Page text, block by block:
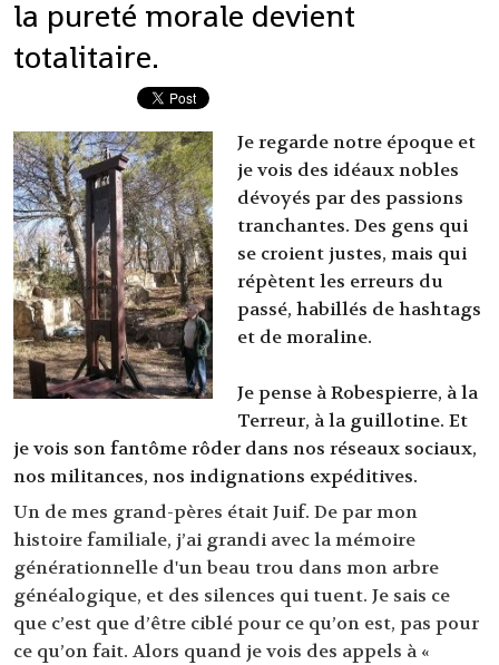
la pureté morale devient
totalitaire.
Je regarde notre époque et
je vois des idéaux nobles
dévoyés par des passions
tranchantes. Des gens qui
se croient justes, mais qui
répètent les erreurs du
passé, habillés de hashtags
et de moraline.
Je pense à Robespierre, à la
Terreur, à la guillotine. Et
je vois son fantôme rôder dans nos réseaux sociaux,
nos militances, nos indignations expéditives.
Un de mes grand-pères était Juif. De par mon
histoire familiale, j’ai grandi avec la mémoire
générationnelle d'un beau trou dans mon arbre
généalogique, et des silences qui tuent. Je sais ce
que c’est que d’être ciblé pour ce qu’on est, pas pour
ce qu’on fait. Alors quand je vois des appels à «